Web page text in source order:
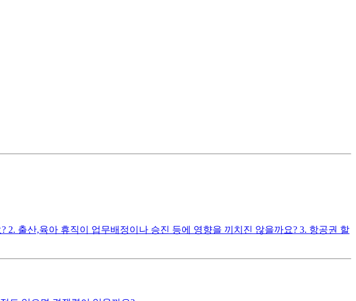
출산,육아 휴직이 업무배정이나 승진 등에 영향을 끼치진 않을까요? 3. 항공권 할